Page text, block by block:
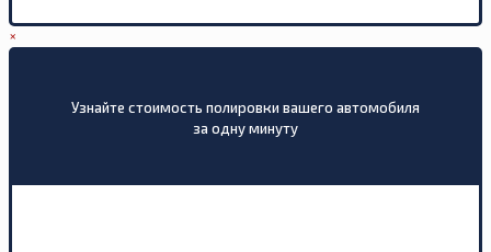
×
Узнайте стоимость полировки вашего автомобиля
за одну минуту